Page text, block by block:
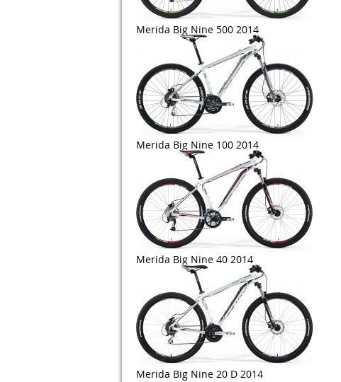
Merida Big Nine 500 2014
Merida Big Nine 100 2014
Merida Big Nine 40 2014
Merida Big Nine 20 D 2014